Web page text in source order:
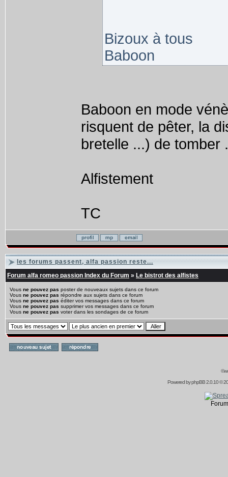
Bizoux à tous
Baboon
Baboon en mode
risquent de pêter, la
bretelle ...) de
Alfistement
TC
les forums passent, alfa passion reste...
Forum alfa romeo passion Index du Forum»Le bistrot des alfistes
Vous ne pouvez pas poster de nouveaux sujets dans ce forum
Vous ne pouvez pas répondre aux sujets dans ce forum
Vous ne pouvez pas éditer vos messages dans ce forum
Vous ne pouvez pas supprimer vos messages dans ce forum
Vous ne pouvez pas voter dans les sondages de ce forum
Powered byphpBB2.0.10 ©